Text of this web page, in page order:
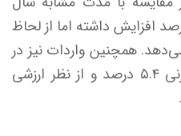
از نظر وزنی تنها ۰.۷ درصد افزایش داشته اما از لحاظ
می‌دهد. همچنین واردات نیز در
همین بازه زمانی، به لحاظ وزنی ۵.۴ درصد و از نظر ارزشی